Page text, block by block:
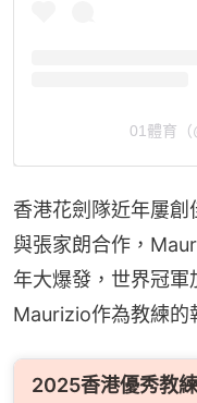
01體育（
香港花劍隊近年屢
與張家朗合作，
年大爆發，世界冠
Maurizio作為教練的
2025香港優秀教